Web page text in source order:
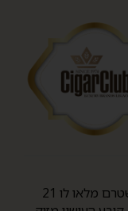
מכירה של מוצרי טבק ואלכוהול למי שטרם מלאו לו 21